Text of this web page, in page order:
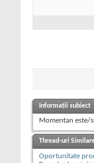
Informații subiect
Momentan este/
Thread-uri
Oportunitate